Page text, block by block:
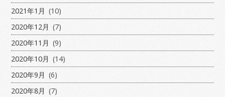
2021年1月 (10)
2020年12月 (7)
2020年11月 (9)
2020年10月 (14)
2020年9月 (6)
2020年8月 (7)